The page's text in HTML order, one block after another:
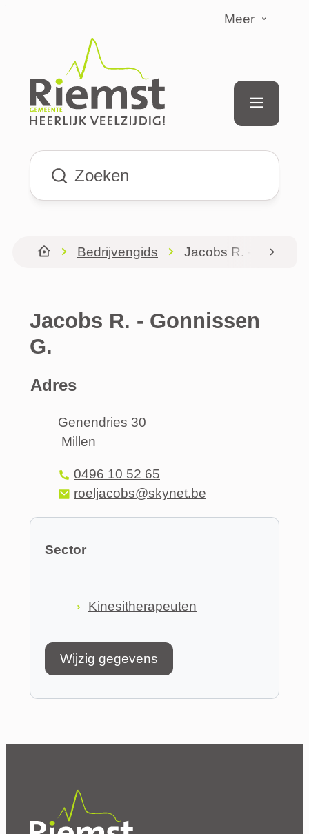
Meer
Waarmee kunnen we jou helpen?
Menu
scroll
Startpagina
Bedrijvengids Jacobs R. -
Jacobs R. - Gonnissen
G.
Adres
AdresGenendries 30
Millen
0496 10 52 65
E-mail roeljacobs@skynet.be
Sector
Kinesitherapeuten
Wijzig gegevens